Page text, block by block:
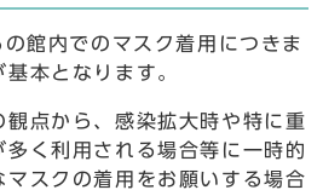
館内でのマスク着用につきま
本となります。
観点から、感染拡大時や特に重
く利用される場合等に一時的
マスクの着用をお願いする場合